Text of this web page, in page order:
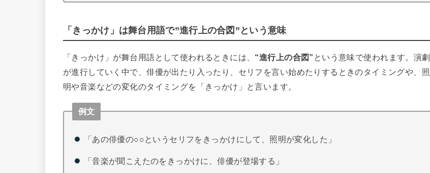
「きっかけ」は舞台用語で”進行上の合図”という意味
「きっかけ」が舞台用語として使われるときには、 “進行上の合図” という意味で使われます。演劇
が進行していく中で、俳優が出たり入ったり、セリフを言い始めたりするときのタイミングや、照
明や音楽などの変化のタイミングを「きっかけ」と言います。
例文
「あの俳優の○○というセリフをきっかけにして、照明が変化した」
「音楽が聞こえたのをきっかけに、俳優が登場する」